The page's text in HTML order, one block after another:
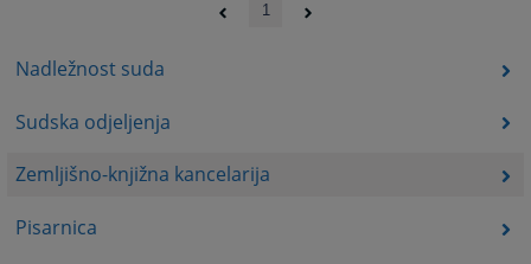
Nadležnost suda
Sudska odjeljenja
Zemljišno-knjižna kancelarija
Pisarnica
1